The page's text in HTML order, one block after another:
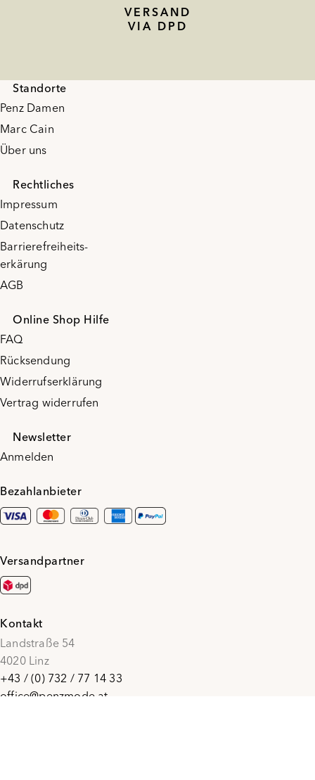
VERSAND
VIA DPD
Standorte
Penz Damen
Marc Cain
Über uns
Rechtliches
Impressum
Datenschutz
Barrierefreiheits-
erkärung
AGB
Online Shop Hilfe
FAQ
Rücksendung
Widerrufserklärung
Vertrag widerrufen
Newsletter
Anmelden
Bezahlanbieter
Versandpartner
Kontakt
Landstraße 54
4020 Linz
+43 / (0) 732 / 77 14 33
office@penzmode.at